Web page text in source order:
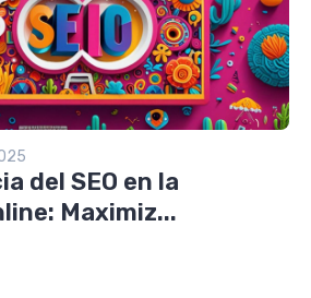
del SEO en la
Maximiz...